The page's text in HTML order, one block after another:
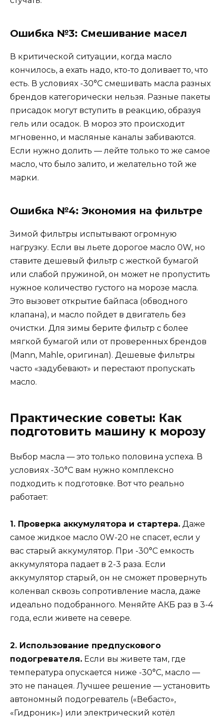
Ошибка №3: Смешивание масел
В критической ситуации, когда масло
кончилось, а ехать надо, кто-то доливает то, что
есть. В условиях -30°C смешивать масла разных
брендов категорически нельзя. Разные пакеты
присадок могут вступить в реакцию, образуя
гель или осадок. В мороз это происходит
мгновенно, и масляные каналы забиваются.
Если нужно долить — лейте только то же самое
масло, что было залито, и желательно той же
марки.
Ошибка №4: Экономия на фильтре
Зимой фильтры испытывают огромную
нагрузку. Если вы льете дорогое масло 0W, но
ставите дешевый фильтр с жесткой бумагой
или слабой пружиной, он может не пропустить
нужное количество густого на морозе масла.
Это вызовет открытие байпаса (обводного
клапана), и масло пойдет в двигатель без
очистки. Для зимы берите фильтр с более
мягкой бумагой или от проверенных брендов
(Mann, Mahle, оригинал). Дешевые фильтры
часто «задубевают» и перестают пропускать
масло.
Практические советы: Как
подготовить машину к морозу
Выбор масла — это только половина успеха. В
условиях -30°C вам нужно комплексно
подходить к подготовке. Вот что реально
работает:
1. Проверка аккумулятора и стартера. Даже
самое жидкое масло 0W-20 не спасет, если у
вас старый аккумулятор. При -30°C емкость
аккумулятора падает в 2-3 раза. Если
аккумулятор старый, он не сможет провернуть
коленвал сквозь сопротивление масла, даже
идеально подобранного. Меняйте АКБ раз в 3-4
года, если живете на севере.
2. Использование предпускового
подогревателя. Если вы живете там, где
температура опускается ниже -30°C, масло —
это не панацея. Лучшее решение — установить
автономный подогреватель («Вебасто»,
«Гидроник») или электрический котёл